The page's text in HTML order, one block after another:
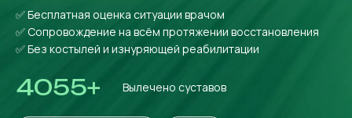
✅ Бесплатная оценка ситуации врачом
✅ Сопровождение на всём протяжении восстановления
✅ Без костылей и изнуряющей реабилитации
4055+ Вылечено суставов